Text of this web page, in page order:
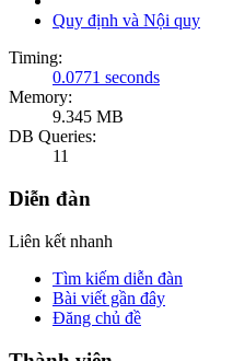
Quy định và Nội quy
Timing:
0.0771 seconds
Memory:
9.345 MB
DB Queries:
11
Diễn đàn
Liên kết nhanh
Tìm kiếm diễn đàn
Bài viết gần đây
Đăng chủ đề